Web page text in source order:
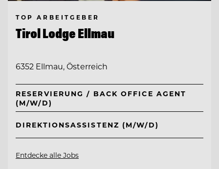
TOP ARBEITGEBER
Tirol Lodge Ellmau
6352 Ellmau, Österreich
RESERVIERUNG / BACK OFFICE AGENT
(M/W/D)
DIREKTIONSASSISTENZ (M/W/D)
Entdecke alle Jobs